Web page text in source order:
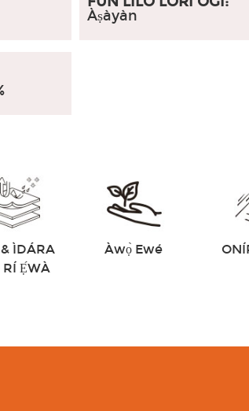
Àṣàyàn
ÌDÁRA
RÍ Ẹ́WÀ
Àwọ̀ Ewé